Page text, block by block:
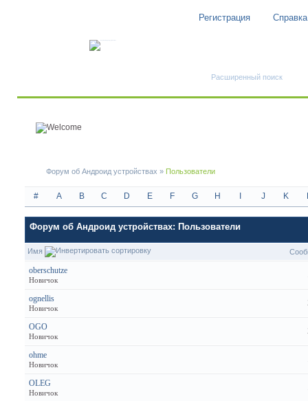
Регистрация Справка
Расширенный поиск
Форум об Андроид устройствах » Пользователи
# A B C D E F G H J K
Форум об Андроид устройствах: Пользователи
Имя
oberschutze
Новичок
ognellis
Новичок
OGO
Новичок
ohme
Новичок
OLEG
Новичок